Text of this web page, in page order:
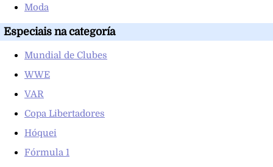
Moda
Especiais na categoría
Mundial de Clubes
WWE
VAR
Copa Libertadores
Hóquei
Fórmula 1